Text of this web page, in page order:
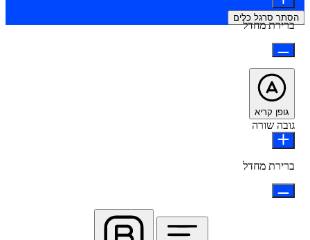
הסתר סרגל כלים
ברירת מחדל
גופן קריא
גובה שורה
ברירת מחדל